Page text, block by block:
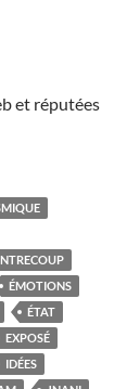
et réputées
ÉMOTIONS
ÉTAT
EXPOSÉ
IDÉES